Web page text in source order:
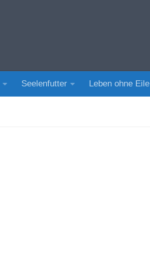
Seelenfutter Leben ohne Eile